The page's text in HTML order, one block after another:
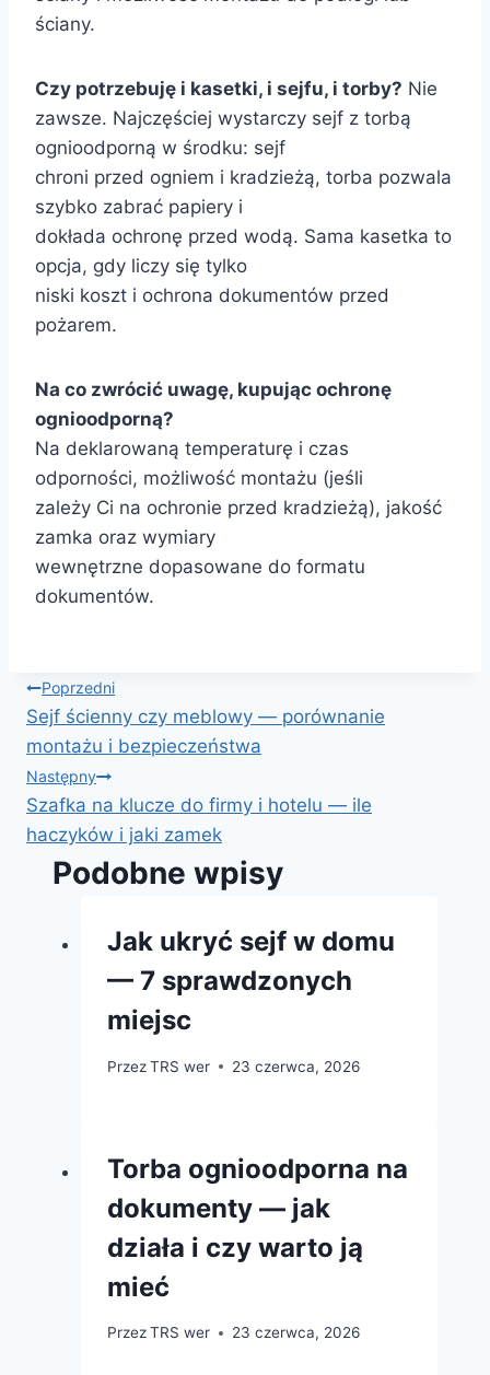
ściany.
Czy potrzebuję i kasetki, i sejfu, i torby? Nie
zawsze. Najczęściej wystarczy sejf z torbą
ognioodporną w środku: sejf
chroni przed ogniem i kradzieżą, torba pozwala
szybko zabrać papiery i
dokłada ochronę przed wodą. Sama kasetka to
opcja, gdy liczy się tylko
niski koszt i ochrona dokumentów przed
pożarem.
Na co zwrócić uwagę, kupując ochronę
ognioodporną?
Na deklarowaną temperaturę i czas
odporności, możliwość montażu (jeśli
zależy Ci na ochronie przed kradzieżą), jakość
zamka oraz wymiary
wewnętrzne dopasowane do formatu
dokumentów.
Nawigacja
wpisu
Poprzedni
Sejf ścienny czy meblowy — porównanie
montażu i bezpieczeństwa
Następny
Szafka na klucze do firmy i hotelu — ile
haczyków i jaki zamek
Podobne wpisy
Jak ukryć sejf w domu
— 7 sprawdzonych
miejsc
Przez TRS wer 23 czerwca, 2026
Torba ognioodporna na
dokumenty — jak
działa i czy warto ją
mieć
Przez TRS wer 23 czerwca, 2026